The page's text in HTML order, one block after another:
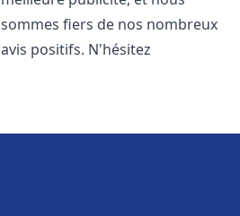
sommes fiers de nos nombreux
avis positifs. N'hésitez